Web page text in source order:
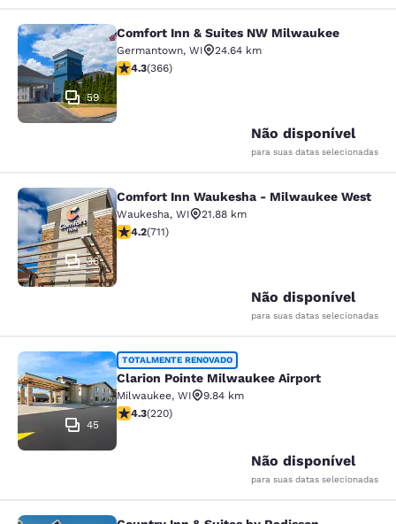
Comfort Inn & Suites NW
59
Comfort Inn & Suites NW Milwaukee
Germantown, WI
24.64 km
classificação 4.28 estrelas. Excelente. 366 avaliações
4.3(366)
Não disponível
para suas datas selecionadas
Comfort Inn Waukesha -
36
Comfort Inn Waukesha - Milwaukee West
Waukesha, WI
21.88 km
classificação 4.15 estrelas. Muito bom. 711 avaliações
4.2(711)
Não disponível
para suas datas selecionadas
Clarion Pointe Milwaukee Airport
45
TOTALMENTE RENOVADO
Clarion Pointe Milwaukee Airport
Milwaukee, WI
9.84 km
classificação 4.25 estrelas. Excelente. 220 avaliações
4.3(220)
Não disponível
para suas datas selecionadas